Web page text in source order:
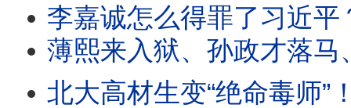
李嘉诚怎么得罪了习近平？从福
薄熙来入狱、孙政才落马、陈敏尔接班
北大高材生变“绝命毒师”！美国追查